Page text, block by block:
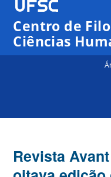
Centro de
Ciências
Revista